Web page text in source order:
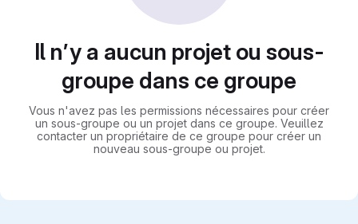
Il n’y a aucun projet ou sous-
groupe dans ce groupe
Vous n'avez pas les permissions nécessaires pour créer
un sous-groupe ou un projet dans ce groupe. Veuillez
contacter un propriétaire de ce groupe pour créer un
nouveau sous-groupe ou projet.